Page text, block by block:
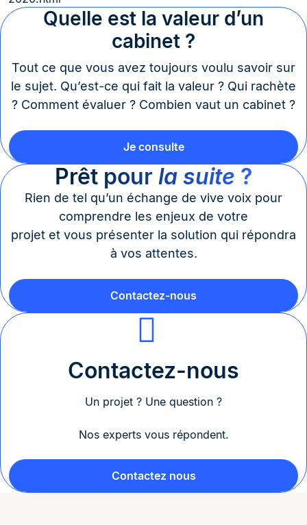
Quelle est la valeur d’un
cabinet ?
Tout ce que vous avez toujours voulu savoir sur
le sujet. Qu’est-ce qui fait la valeur ? Qui rachète
? Comment évaluer ? Combien vaut un cabinet ?
Je consulte
Prêt pour la suite ?
Rien de tel qu’un échange de vive voix pour
comprendre les enjeux de votre
projet et vous présenter la solution qui répondra
à vos attentes.
Contactez-nous
Contactez-nous
Un projet ? Une question ?
Nos experts vous répondent.
Contactez nous